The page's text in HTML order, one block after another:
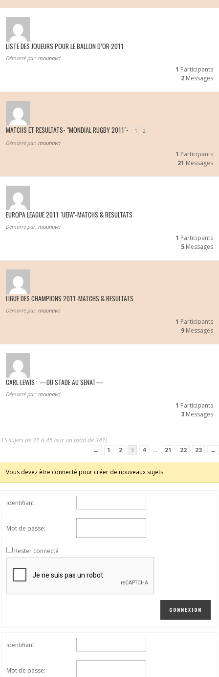
LISTE DES JOUEURS POUR LE BALLON D’OR 2011
Démarré par: mounavri
1 Participants
2 Messages
MATCHS ET RESULTATS- "MONDIAL RUGBY 2011"- 1 2
Démarré par: mounavri
1 Participants
21 Messages
EUROPA LEAGUE 2011 "UEFA"-MATCHS & RESULTATS
Démarré par: mounavri
1 Participants
5 Messages
LIGUE DES CHAMPIONS 2011-MATCHS & RESULTATS
Démarré par: mounavri
1 Participants
9 Messages
CARL LEWIS : —DU STADE AU SENAT—
Démarré par: mounavri
1 Participants
3 Messages
15 sujets de 31 à 45 (sur un total de 341)
←
1 2 3 4 … 21 22 23 →
Vous devez être connecté pour créer de nouveaux sujets.
Identifiant:
Mot de passe:
Rester connecté
CONNEXION
Identifiant:
Mot de passe: